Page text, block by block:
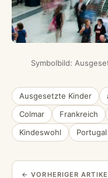
Symbolbild:
Ausgesetzte Kinder
Colmar
Frankreich
Kindeswohl
Portugal
← VORHERIGER